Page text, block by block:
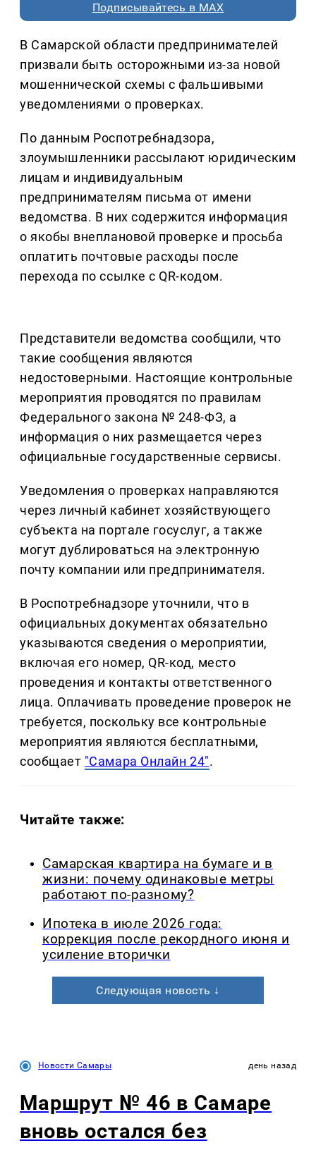
Подписывайтесь в MAX
В Самарской области предпринимателей
призвали быть осторожными из-за новой
мошеннической схемы с фальшивыми
уведомлениями о проверках.
По данным Роспотребнадзора,
злоумышленники рассылают юридическим
лицам и индивидуальным
предпринимателям письма от имени
ведомства. В них содержится информация
о якобы внеплановой проверке и просьба
оплатить почтовые расходы после
перехода по ссылке с QR-кодом.
Представители ведомства сообщили, что
такие сообщения являются
недостоверными. Настоящие контрольные
мероприятия проводятся по правилам
Федерального закона № 248-ФЗ, а
информация о них размещается через
официальные государственные сервисы.
Уведомления о проверках направляются
через личный кабинет хозяйствующего
субъекта на портале госуслуг, а также
могут дублироваться на электронную
почту компании или предпринимателя.
В Роспотребнадзоре уточнили, что в
официальных документах обязательно
указываются сведения о мероприятии,
включая его номер, QR-код, место
проведения и контакты ответственного
лица. Оплачивать проведение проверок не
требуется, поскольку все контрольные
мероприятия являются бесплатными,
сообщает "Самара Онлайн 24".
Читайте также:
Самарская квартира на бумаге и в
жизни: почему одинаковые метры
работают по-разному?
Ипотека в июле 2026 года:
коррекция после рекордного июня и
усиление вторички
Следующая новость ↓
Новости Самары день назад
Маршрут № 46 в Самаре
вновь остался без